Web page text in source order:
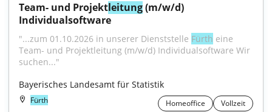
Team- und Projektleitung (m/w/d)
Individualsoftware
"...zum 01.10.2026 in unserer Dienststelle Fürth eine
Team- und Projektleitung (m/w/d) Individualsoftware Wir
suchen..."
Bayerisches Landesamt für Statistik
Fürth Homeoffice Vollzeit